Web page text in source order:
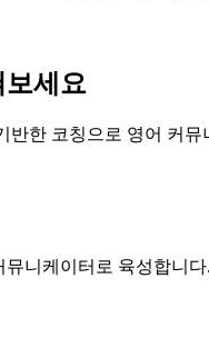
세요
반한 코칭으로 영어 커
니케이터로 육성합니다